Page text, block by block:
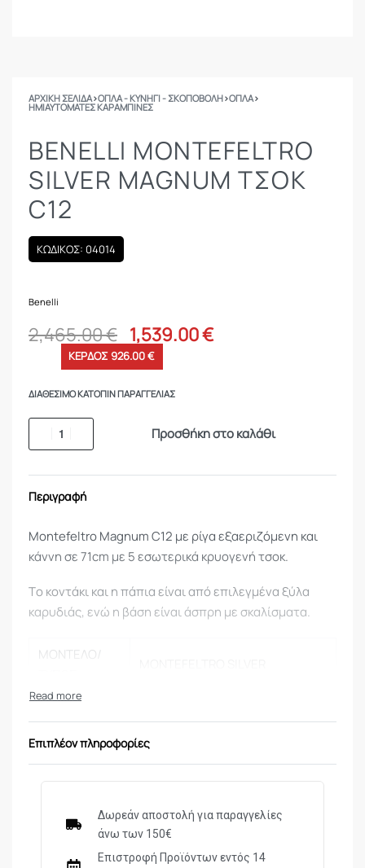
ΑΡΧΙΚΉ ΣΕΛΊΔΑ›ΟΠΛΑ - ΚΥΝΗΓΙ - ΣΚΟΠΟΒΟΛΗ›ΟΠΛΑ›
ΗΜΙΑΥΤΌΜΑΤΕΣ ΚΑΡΑΜΠΊΝΕΣ
BENELLI MONTEFELTRO
SILVER MAGNUM ΤΣΟΚ
C12
ΚΩΔΙΚΟΣ: 04014
Benelli
2,465.00€ 1,539.00€
ΚΕΡΔΟΣ 926.00 €
ΔΙΑΘΈΣΙΜΟ ΚΑΤΌΠΙΝ ΠΑΡΑΓΓΕΛΊΑΣ
Προσθήκη στο καλάθι
Περιγραφή
Montefeltro Magnum C12 με ρίγα εξαεριζόμενη και
κάννη σε 71cm με 5 εσωτερικά κρυογενή τσοκ.
Τo κοντάκι και η πάπια είναι από επιλεγμένα ξύλα
καρυδιάς, ενώ η βάση είναι άσπρη με σκαλίσματα.
ΜΟΝΤΕΛΟ/
ΔΙΑΜΕΤΡΗΜΑ
C12
ΜΗΧΑΝΙΣΜΟΣ
ΜΗΚΟΣ
71cm
Επιπλέον πληροφορίες
Δωρεάν αποστολή για παραγγελίες
άνω των 150€
Επιστροφή Προϊόντων εντός 14